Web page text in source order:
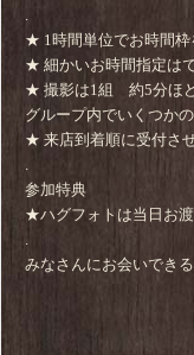
★ 1時間単位でお時間枠
★ 細かいお時間指定は
★ 撮影は1組 約5分ほど
グループ内でいくつか
★ 来店到着順に受付さ
参加特典
★ハグフォトは当日お渡
みなさんにお会いでき